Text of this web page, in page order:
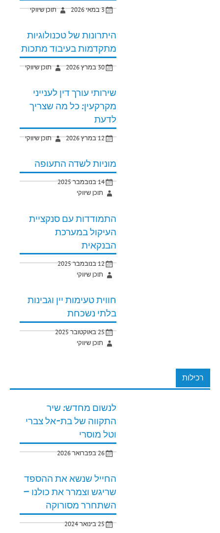
3 במאי 2026 תוכן שיווקי
היתרונות של טכנולוגיות
מתקדמות בעיבוד מתכות
30 במרץ 2026 תוכן שיווקי
שירותי עורך דין לענייני
מקרקעין: כל מה שצריך
לדעת
12 במרץ 2026 תוכן שיווקי
מוניות לשדה התעופה
14 בנובמבר 2025
תוכן שיווקי
התמודדות עם סנקציית
העיקול במערכת
הבנקאית
12 בנובמבר 2025
תוכן שיווקי
חווית טעימות יין וגבינות
בלתי נשכחת
25 באוקטובר 2025
תוכן שיווקי
רכילות
לנשום מחדש: שיר
התקווה של בת-אל צברי
וטל מוסרי
26 בפברואר 2026
החייל שנשא את ההספד
שריגש וצמרר את כולנו –
השתחרר מסורוקה
25 בינואר 2024